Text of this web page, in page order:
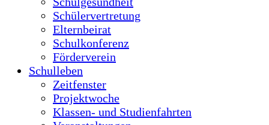
Klassen- und Studienfahrten
Veranstaltungen
Fairtrade
Schule ohne Rassismus
Wettbewerbe
Bikeschool
Unser Schwimmkonzept
#lieblingsschule
Lernen